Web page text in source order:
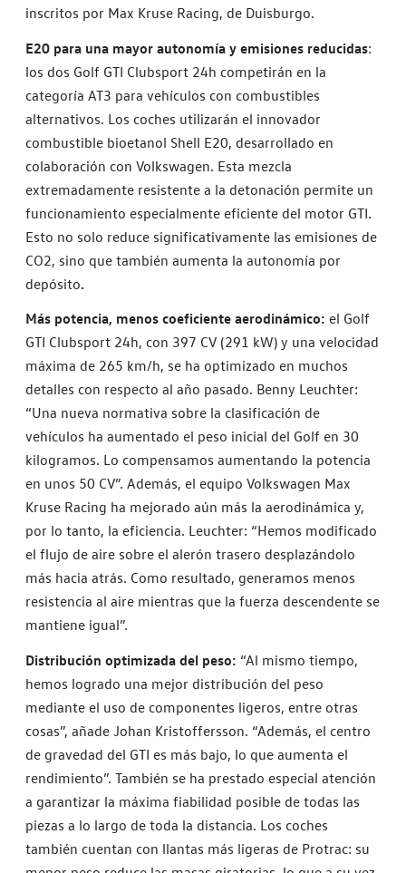
inscritos por Max Kruse Racing, de Duisburgo.
E20 para una mayor autonomía y emisiones reducidas:
los dos Golf GTI Clubsport 24h competirán en la
categoría AT3 para vehículos con combustibles
alternativos. Los coches utilizarán el innovador
combustible bioetanol Shell E20, desarrollado en
colaboración con Volkswagen. Esta mezcla
extremadamente resistente a la detonación permite un
funcionamiento especialmente eficiente del motor GTI.
Esto no solo reduce significativamente las emisiones de
CO2, sino que también aumenta la autonomía por
depósito.
Más potencia, menos coeficiente aerodinámico: el Golf
GTI Clubsport 24h, con 397 CV (291 kW) y una velocidad
máxima de 265 km/h, se ha optimizado en muchos
detalles con respecto al año pasado. Benny Leuchter:
“Una nueva normativa sobre la clasificación de
vehículos ha aumentado el peso inicial del Golf en 30
kilogramos. Lo compensamos aumentando la potencia
en unos 50 CV”. Además, el equipo Volkswagen Max
Kruse Racing ha mejorado aún más la aerodinámica y,
por lo tanto, la eficiencia. Leuchter: “Hemos modificado
el flujo de aire sobre el alerón trasero desplazándolo
más hacia atrás. Como resultado, generamos menos
resistencia al aire mientras que la fuerza descendente se
mantiene igual”.
Distribución optimizada del peso: “Al mismo tiempo,
hemos logrado una mejor distribución del peso
mediante el uso de componentes ligeros, entre otras
cosas”, añade Johan Kristoffersson. “Además, el centro
de gravedad del GTI es más bajo, lo que aumenta el
rendimiento”. También se ha prestado especial atención
a garantizar la máxima fiabilidad posible de todas las
piezas a lo largo de toda la distancia. Los coches
también cuentan con llantas más ligeras de Protrac: su